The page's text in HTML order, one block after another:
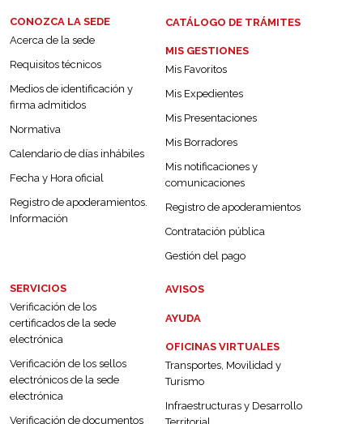
CONOZCA LA SEDE
Acerca de la sede
Requisitos técnicos
Medios de identificación y
firma admitidos
Normativa
Calendario de días inhábiles
Fecha y Hora oficial
Registro de apoderamientos.
Información
CATÁLOGO DE TRÁMITES
MIS GESTIONES
Mis Favoritos
Mis Expedientes
Mis Presentaciones
Mis Borradores
Mis notificaciones y
comunicaciones
Registro de apoderamientos
Contratación pública
Gestión del pago
SERVICIOS
Verificación de los
certificados de la sede
electrónica
Verificación de los sellos
electrónicos de la sede
electrónica
Verificación de documentos
AVISOS
AYUDA
OFICINAS VIRTUALES
Transportes, Movilidad y
Turismo
Infraestructuras y Desarrollo